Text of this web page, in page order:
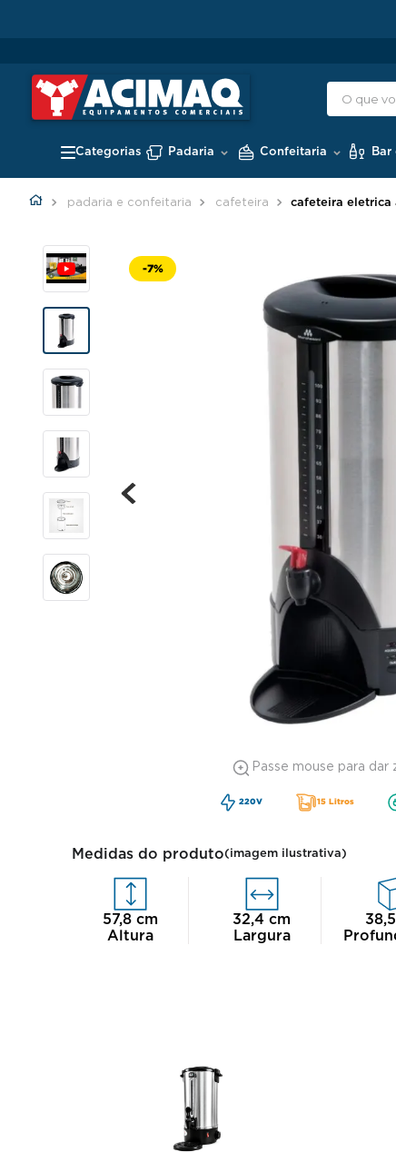
Padaria Confeitaria Bar
padaria e confeitaria cafeteira cafeteira eletrica
Passe mouse para dar
220V 15 Litros
Medidas do produto(imagem ilustrativa)
57,8cm
Altura
32,4 cm
Largura
38,5
-7%